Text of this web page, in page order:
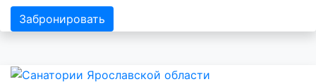
Забронировать